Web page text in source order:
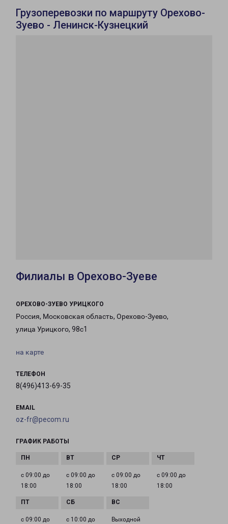
Грузоперевозки по маршруту Орехово-
Зуево - Ленинск-Кузнецкий
Филиалы в Орехово-Зуеве
ОРЕХОВО-ЗУЕВО УРИЦКОГО
Россия, Московская область, Орехово-Зуево,
улица Урицкого, 98с1
на карте
ТЕЛЕФОН
8(496)413-69-35
EMAIL
oz-fr@pecom.ru
ГРАФИК РАБОТЫ
с 09:00 до
18:00
с 09:00 до
18:00
с 09:00 до
18:00
с 09:00 до
18:00
с 09:00 до
с 10:00 до
Выходной